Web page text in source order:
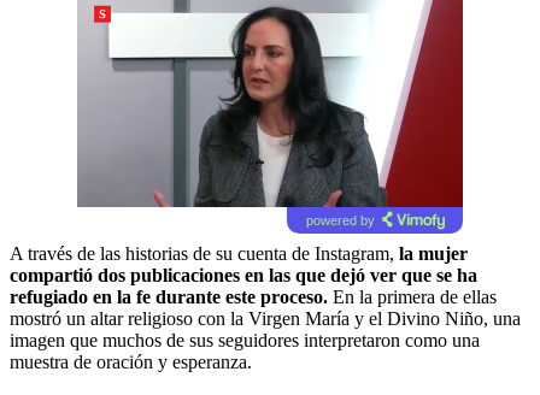
powered by
A través de las historias de su cuenta de Instagram, la mujer
compartió dos publicaciones en las que dejó ver que se ha
refugiado en la fe durante este proceso. En la primera de ellas
mostró un altar religioso con la Virgen María y el Divino Niño, una
imagen que muchos de sus seguidores interpretaron como una
muestra de oración y esperanza.